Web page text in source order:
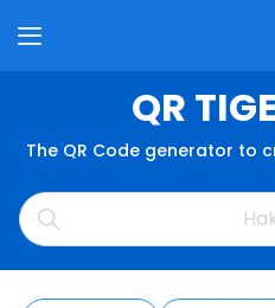
QR
The QR Code generator to